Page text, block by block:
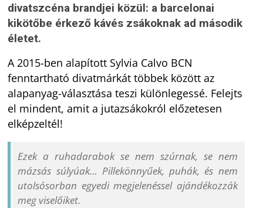
divatszcéna brandjei közül: a barcelonai
kikötőbe érkező kávés zsákoknak ad második
életet.
A 2015-ben alapított Sylvia Calvo BCN
fenntartható divatmárkát többek között az
alapanyag-választása teszi különlegessé. Felejts
el mindent, amit a jutazsákokról előzetesen
elképzeltél!
Ezek a ruhadarabok se nem szúrnak, se nem
mázsás súlyúak… Pillekönnyűek, puhák, és nem
utolsósorban egyedi megjelenéssel ajándékozzák
meg viselőiket.